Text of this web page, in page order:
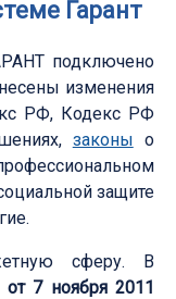
Гарант
подключено
изменения
РФ, Кодекс РФ
законы о
защите
сферу. В
7 ноября 2011